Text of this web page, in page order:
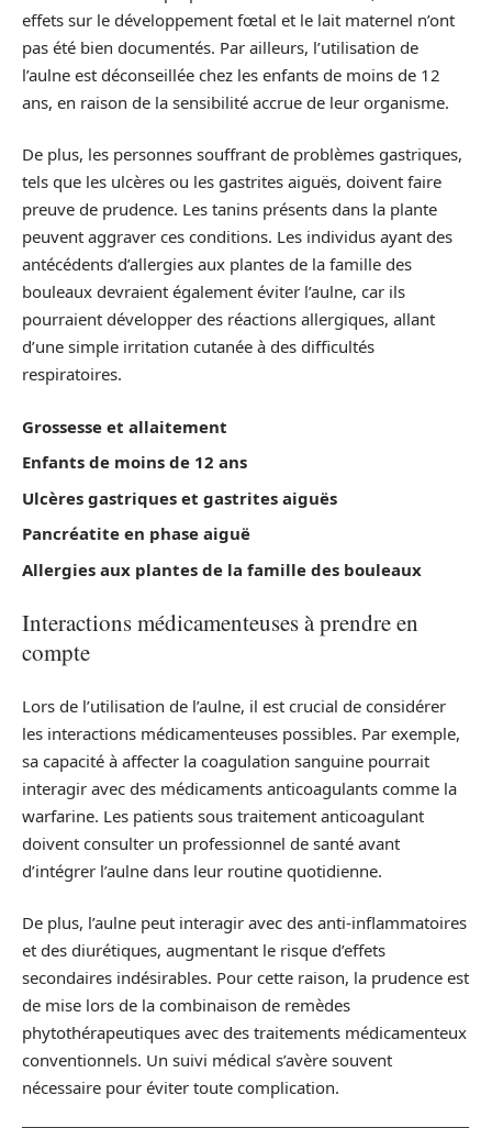
effets sur le développement fœtal et le lait maternel n’ont
pas été bien documentés. Par ailleurs, l’utilisation de
l’aulne est déconseillée chez les enfants de moins de 12
ans, en raison de la sensibilité accrue de leur organisme.
De plus, les personnes souffrant de problèmes gastriques,
tels que les ulcères ou les gastrites aiguës, doivent faire
preuve de prudence. Les tanins présents dans la plante
peuvent aggraver ces conditions. Les individus ayant des
antécédents d’allergies aux plantes de la famille des
bouleaux devraient également éviter l’aulne, car ils
pourraient développer des réactions allergiques, allant
d’une simple irritation cutanée à des difficultés
respiratoires.
Grossesse et allaitement
Enfants de moins de 12 ans
Ulcères gastriques et gastrites aiguës
Pancréatite en phase aiguë
Allergies aux plantes de la famille des bouleaux
Interactions médicamenteuses à prendre en
compte
Lors de l’utilisation de l’aulne, il est crucial de considérer
les interactions médicamenteuses possibles. Par exemple,
sa capacité à affecter la coagulation sanguine pourrait
interagir avec des médicaments anticoagulants comme la
warfarine. Les patients sous traitement anticoagulant
doivent consulter un professionnel de santé avant
d’intégrer l’aulne dans leur routine quotidienne.
De plus, l’aulne peut interagir avec des anti-inflammatoires
et des diurétiques, augmentant le risque d’effets
secondaires indésirables. Pour cette raison, la prudence est
de mise lors de la combinaison de remèdes
phytothérapeutiques avec des traitements médicamenteux
conventionnels. Un suivi médical s’avère souvent
nécessaire pour éviter toute complication.